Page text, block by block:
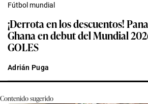
Fútbol mundial
¡Derrota en los descuentos!
Ghana en debut del Mundial
GOLES
Adrián Puga
Contenido sugerido